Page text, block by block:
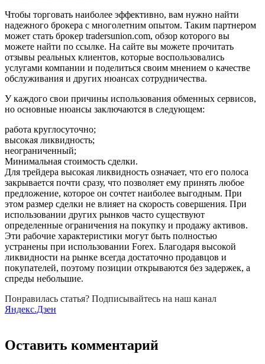
Чтобы торговать наиболее эффективно, вам нужно найти
надежного брокера с многолетним опытом. Таким партнером
может стать брокер tradersunion.com, обзор которого вы
можете найти по ссылке. На сайте вы можете прочитать
отзывы реальных клиентов, которые воспользовались
услугами компании и поделиться своим мнением о качестве
обслуживания и других нюансах сотрудничества.
У каждого свои причины использования обменных сервисов,
но основные нюансы заключаются в следующем:
работа круглосуточно;
высокая ликвидность;
неограниченный;
Минимальная стоимость сделки.
Для трейдера высокая ликвидность означает, что его полоса
закрывается почти сразу, что позволяет ему принять любое
предложение, которое он сочтет наиболее выгодным. При
этом размер сделки не влияет на скорость совершения. При
использовании других рынков часто существуют
определенные ограничения на покупку и продажу активов.
Эти рабочие характеристики могут быть полностью
устранены при использовании Forex. Благодаря высокой
ликвидности на рынке всегда достаточно продавцов и
покупателей, поэтому позиции открываются без задержек, а
спреды небольшие.
Понравилась статья? Подписывайтесь на наш канал
Яндекс.Дзен
Оставить комментарий